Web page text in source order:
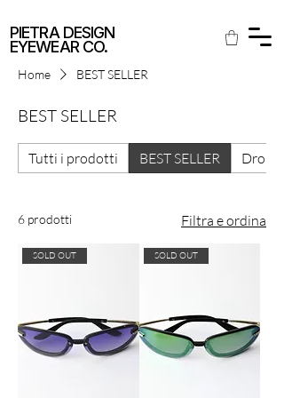
PIETRA DESIGN
EYEWEAR CO.
Home BEST SELLER
BEST SELLER
Tutti i prodotti BEST SELLER Drop
6 prodotti Filtra e ordina
SOLD OUT SOLD OUT